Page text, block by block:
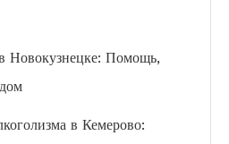
Новокузнецке: Помощь,
в Кемерово: